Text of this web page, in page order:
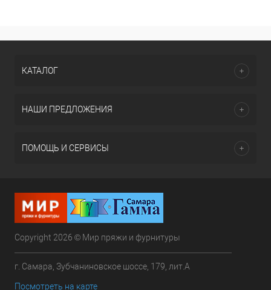
КАТАЛОГ
НАШИ ПРЕДЛОЖЕНИЯ
ПОМОЩЬ И СЕРВИСЫ
Copyright 2026 © Мир пряжи и фурнитуры
г. Самара, Зубчаниновское шоссе, 179, лит.А
Посмотреть на карте